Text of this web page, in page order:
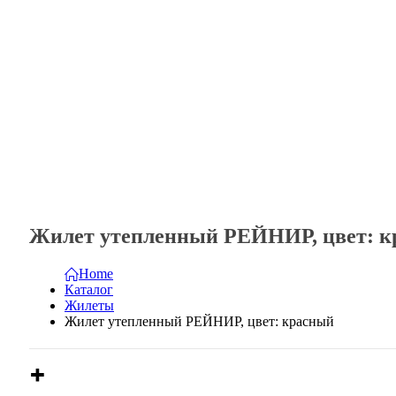
Жилет утепленный РЕЙНИР, цвет:
Home
Каталог
Жилеты
Жилет утепленный РЕЙНИР, цвет: красный